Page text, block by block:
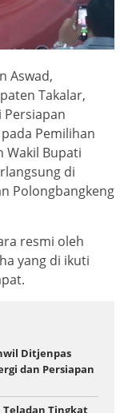
Aswad,
Takalar,
Persiapan
Pemilihan
Wakil Bupati
di
Polongbangkeng
resmi oleh
yang di ikuti
Ditjenpas
dan Persiapan
Teladan Tingkat